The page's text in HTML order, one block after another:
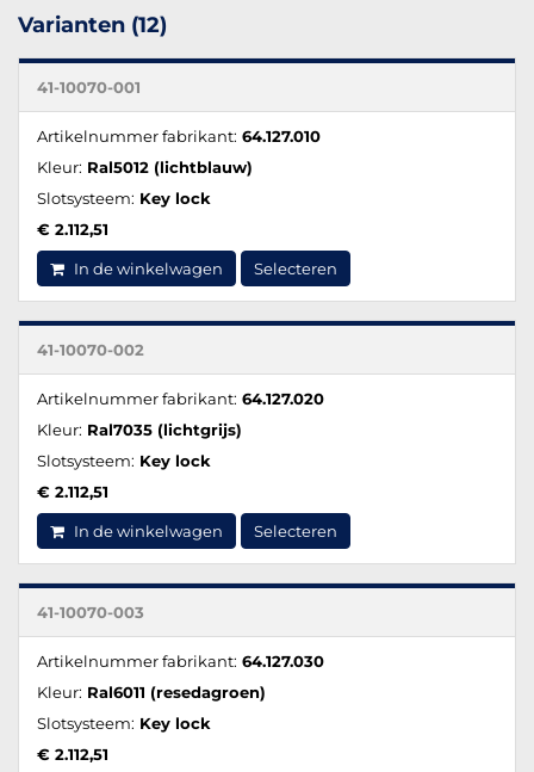
Varianten (12)
41-10070-001
Artikelnummer fabrikant: 64.127.010
Kleur: Ral5012 (lichtblauw)
Slotsysteem: Key lock
€ 2.112,51
In de winkelwagen Selecteren
41-10070-002
Artikelnummer fabrikant: 64.127.020
Kleur: Ral7035 (lichtgrijs)
Slotsysteem: Key lock
€ 2.112,51
In de winkelwagen Selecteren
41-10070-003
Artikelnummer fabrikant: 64.127.030
Kleur: Ral6011 (resedagroen)
Slotsysteem: Key lock
€ 2.112,51